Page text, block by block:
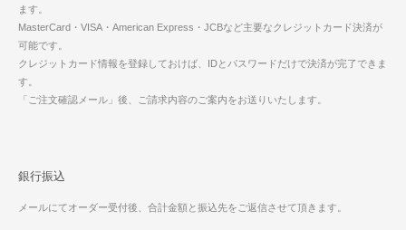
ます。
MasterCard・VISA・American Express・JCBなど主要なクレジットカード決済が
可能です。
クレジットカード情報を登録しておけば、IDとパスワードだけで決済が完了できま
す。
「ご注文確認メール」後、ご請求内容のご案内をお送りいたします。
銀行振込
メールにてオーダー受付後、合計金額と振込先をご返信させて頂きます。